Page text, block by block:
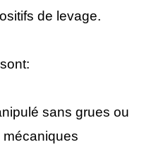
de levage.
sont:
sans grues ou